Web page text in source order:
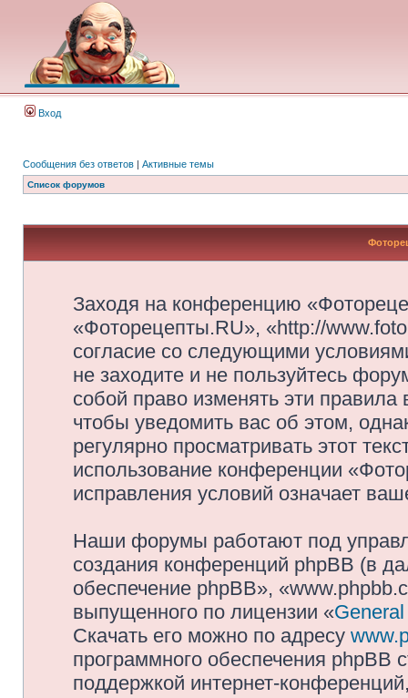
Вход
Сообщения без ответов | Активные темы
Список форумов
Заходя на конференцию
«Фоторецепты.RU», «http://
согласие со следующими
не заходите и не пользуйтесь
собой право изменять эти
чтобы уведомить вас об этом,
регулярно просматривать этот
использование конференции
исправления условий означает
Наши форумы работают под
создания конференций phpBB (в
обеспечение phpBB»,
выпущенного по лицензии «
Скачать его можно по адресу
программного обеспечения phpBB
поддержкой интернет-